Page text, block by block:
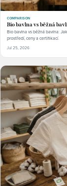
COMPARISON
Bio bavlna vs běžná
Bio bavlna vs běžná bavlna:
prostředí, ceny a certifikací.
Jul 25, 2026